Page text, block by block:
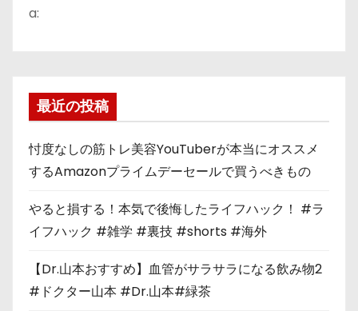
a:
最近の投稿
忖度なしの筋トレ美容YouTuberが本当にオススメ
するAmazonプライムデーセールで買うべきもの
やると損する！本気で後悔したライフハック！ #ラ
イフハック #雑学 #裏技 #shorts #海外
【Dr.山本おすすめ】血管がサラサラになる飲み物2
#ドクター山本 #Dr.山本#緑茶